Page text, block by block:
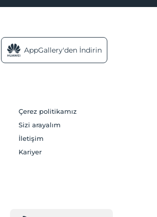
AppGallery'den İndirin
Çerez politikamız
Sizi arayalım
İletişim
Kariyer